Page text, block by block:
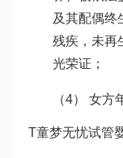
及其配偶终
残疾，未再
光荣证；
（4） 女方
T童梦无忧试管